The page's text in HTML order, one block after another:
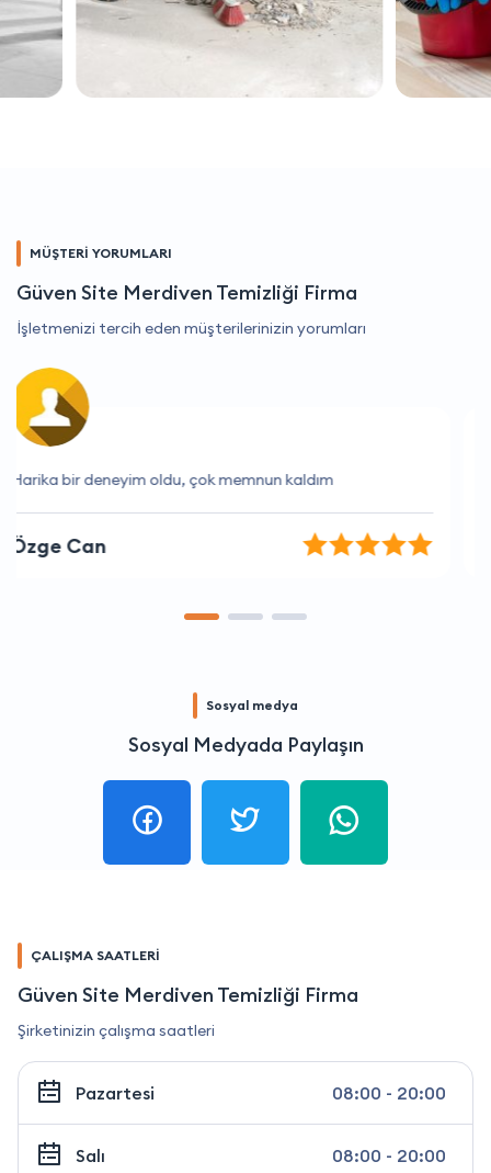
MÜŞTERİ YORUMLARI
Güven Site Merdiven Temizliği Firma
İşletmenizi tercih eden müşterilerinizin yorumları
Hizmetleri her zaman hızlı ve etkili.
Aslı Kaya
Sosyal medya
Sosyal Medyada Paylaşın
ÇALIŞMA SAATLERİ
Güven Site Merdiven Temizliği Firma
Şirketinizin çalışma saatleri
Pazartesi 08:00 - 20:00
Salı 08:00 - 20:00